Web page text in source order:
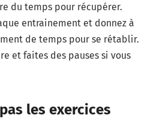
du temps pour récupérer.
entrainement et donnez à
de temps pour se rétablir.
et faites des pauses si vous
les exercices